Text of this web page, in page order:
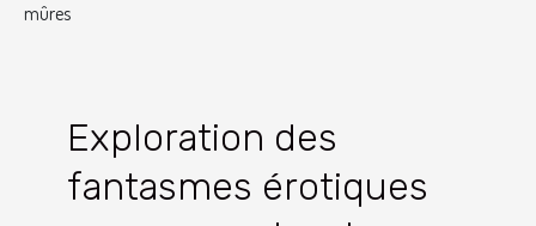
mûres
Exploration des
fantasmes érotiques